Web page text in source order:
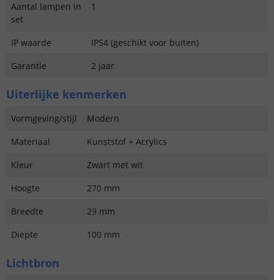
Aantal lampen in
set
1
IP waarde
IP54 (geschikt voor buiten)
Garantie
2 jaar
Uiterlijke kenmerken
Vormgeving/stijl
Modern
Materiaal
Kunststof + Acrylics
Kleur
Zwart met wit
Hoogte
270 mm
Breedte
29 mm
Diepte
100 mm
Lichtbron